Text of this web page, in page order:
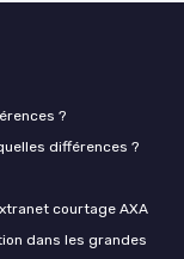
?
différences ?
courtage AXA
dans les grandes